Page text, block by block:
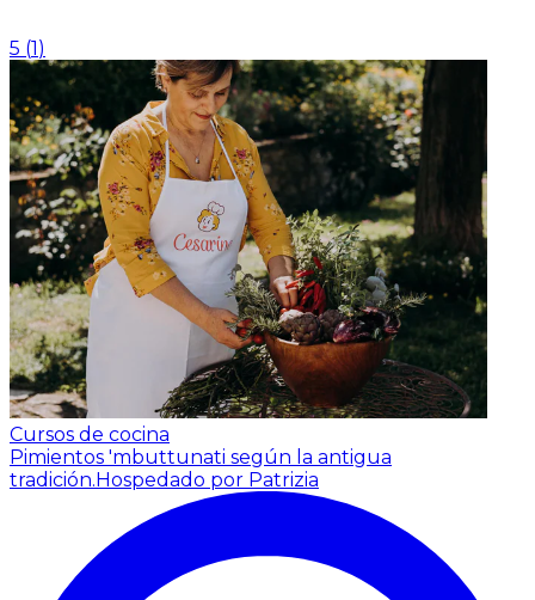
5 (1)
Cursos de cocina
Pimientos 'mbuttunati según la antigua
tradición.Hospedado por Patrizia